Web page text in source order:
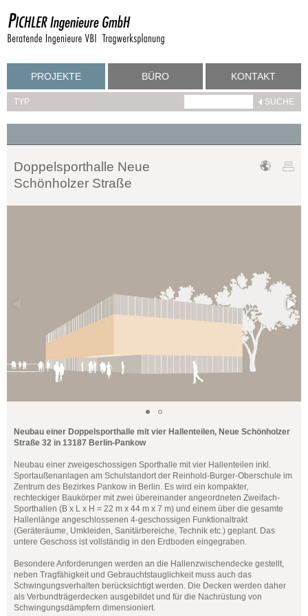
PROJEKTE BÜRO KONTAKT
TYP
Doppelsporthalle Neue
Schönholzer Straße
Neubau einer Doppelsporthalle mit vier Hallenteilen, Neue Schönholzer
Straße 32 in 13187 Berlin-Pankow
Neubau einer zweigeschossigen Sporthalle mit vier Hallenteilen inkl.
Sportaußenanlagen am Schulstandort der Reinhold-Burger-Oberschule im
Zentrum des Bezirkes Pankow in Berlin. Es wird ein kompakter,
rechteckiger Baukörper mit zwei übereinander angeordneten Zweifach-
Sporthallen (B x L x H = 22 m x 44 m x 7 m) und einem über die gesamte
Hallenlänge angeschlossenen 4-geschossigen Funktionaltrakt
(Geräteräume, Umkleiden, Sanitärbereiche, Technik etc.) geplant. Das
untere Geschoss ist vollständig in den Erdboden eingegraben.
Besondere Anforderungen werden an die Hallenzwischendecke gestellt,
neben Tragfähigkeit und Gebrauchtstauglichkeit muss auch das
Schwingungsverhalten berücksichtigt werden. Die Decken werden daher
als Verbundträgerdecken ausgebildet und für die Nachrüstung von
Schwingungsdämpfern dimensioniert.